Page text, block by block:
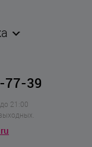
77-39
21:00